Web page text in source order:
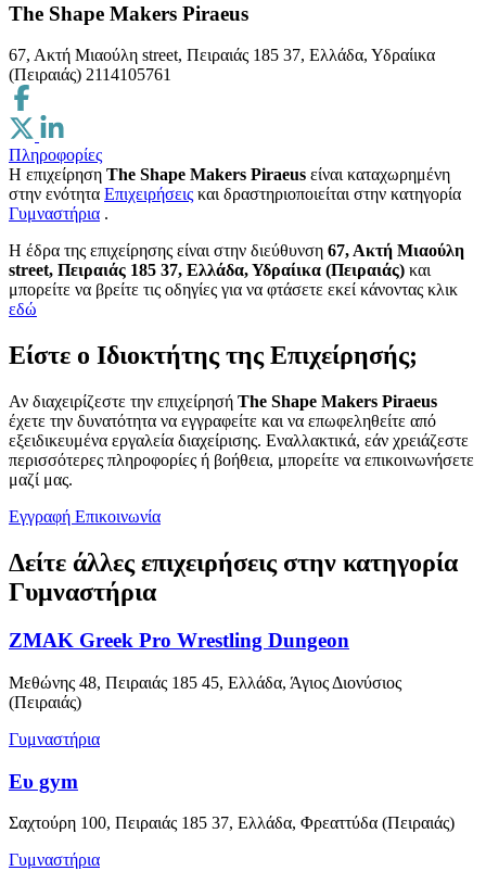
The Shape Makers Piraeus
67, Ακτή Μιαούλη street, Πειραιάς 185 37, Ελλάδα, Υδραίικα
(Πειραιάς) 2114105761
Πληροφορίες
Η επιχείρηση The Shape Makers Piraeus είναι καταχωρημένη
στην ενότητα Επιχειρήσεις και δραστηριοποιείται στην κατηγορία
Γυμναστήρια .
H έδρα της επιχείρησης είναι στην διεύθυνση 67, Ακτή Μιαούλη
street, Πειραιάς 185 37, Ελλάδα, Υδραίικα (Πειραιάς) και
μπορείτε να βρείτε τις οδηγίες για να φτάσετε εκεί κάνοντας κλικ
εδώ
Είστε ο Ιδιοκτήτης της Επιχείρησής;
Αν διαχειρίζεστε την επιχείρησή The Shape Makers Piraeus
έχετε την δυνατότητα να εγγραφείτε και να επωφεληθείτε από
εξειδικευμένα εργαλεία διαχείρισης. Εναλλακτικά, εάν χρειάζεστε
περισσότερες πληροφορίες ή βοήθεια, μπορείτε να επικοινωνήσετε
μαζί μας.
Εγγραφή Επικοινωνία
Δείτε άλλες επιχειρήσεις στην κατηγορία
Γυμναστήρια
ΖΜΑΚ Greek Pro Wrestling Dungeon
Μεθώνης 48, Πειραιάς 185 45, Ελλάδα, Άγιος Διονύσιος
(Πειραιάς)
Γυμναστήρια
Ευ gym
Σαχτούρη 100, Πειραιάς 185 37, Ελλάδα, Φρεαττύδα (Πειραιάς)
Γυμναστήρια